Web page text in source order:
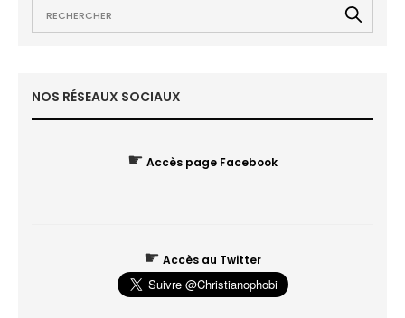
NOS RÉSEAUX SOCIAUX
☛ Accès page Facebook
☛ Accès au Twitter